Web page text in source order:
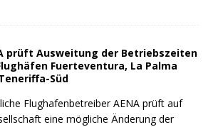
prüft Ausweitung der Betriebszeiten
Fuerteventura, La Palma
Süd
Flughafenbetreiber AENA prüft auf
eine mögliche Änderung der